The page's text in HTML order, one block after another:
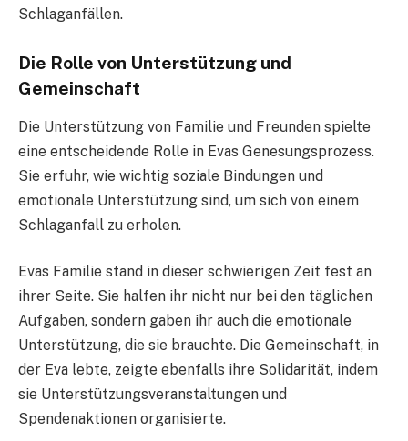
Schlaganfällen.
Die Rolle von Unterstützung und
Gemeinschaft
Die Unterstützung von Familie und Freunden spielte
eine entscheidende Rolle in Evas Genesungsprozess.
Sie erfuhr, wie wichtig soziale Bindungen und
emotionale Unterstützung sind, um sich von einem
Schlaganfall zu erholen.
Evas Familie stand in dieser schwierigen Zeit fest an
ihrer Seite. Sie halfen ihr nicht nur bei den täglichen
Aufgaben, sondern gaben ihr auch die emotionale
Unterstützung, die sie brauchte. Die Gemeinschaft, in
der Eva lebte, zeigte ebenfalls ihre Solidarität, indem
sie Unterstützungsveranstaltungen und
Spendenaktionen organisierte.